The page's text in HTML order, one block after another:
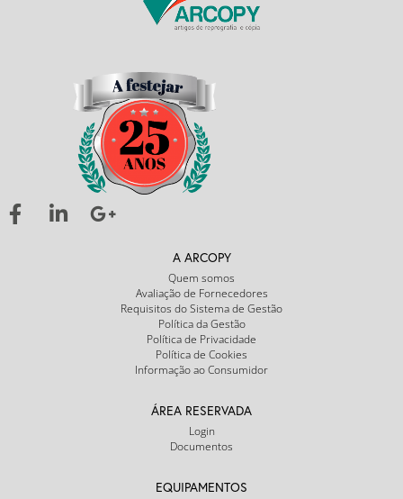
A ARCOPY
Quem somos
Avaliação de Fornecedores
Requisitos do Sistema de Gestão
Política da Gestão
Política de Privacidade
Política de Cookies
Informação ao Consumidor
ÁREA RESERVADA
Login
Documentos
EQUIPAMENTOS